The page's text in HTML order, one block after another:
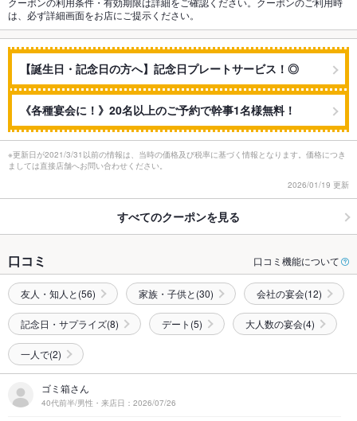
は、必ず詳細画面をお店にご提示ください。
【誕生日・記念日の方へ】記念日プレートサービス！◎
《各種宴会に！》20名以上のご予約で幹事1名様無料！
※更新日が2021/3/31以前の情報は、当時の価格及び税率に基づく情報となります。価格につき
ましては直接店舗へお問い合わせください。
2026/01/19 更新
すべてのクーポンを見る
口コミ 口コミ機能について
友人・知人と(56) 家族・子供と(30) 会社の宴会(12)
記念日・サプライズ(8) デート(5) 大人数の宴会(4)
一人で(2)
ゴミ箱さん
40代前半/男性・来店日：2026/07/26